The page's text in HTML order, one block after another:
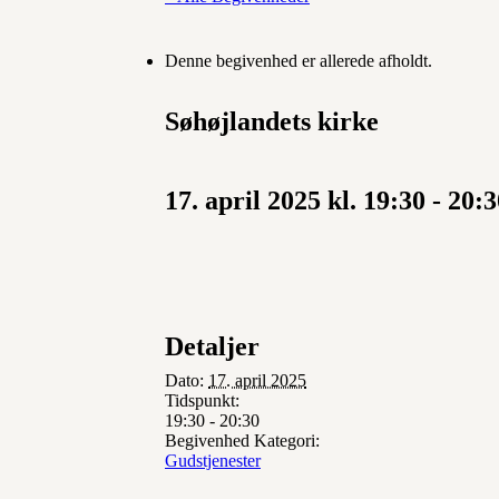
Denne begivenhed er allerede afholdt.
Søhøjlandets kirke
17. april 2025 kl. 19:30 -
Detaljer
Dato: 17. april 2025
Tidspunkt:
19:30 - 20:30
Begivenhed Kategori:
Gudstjenester